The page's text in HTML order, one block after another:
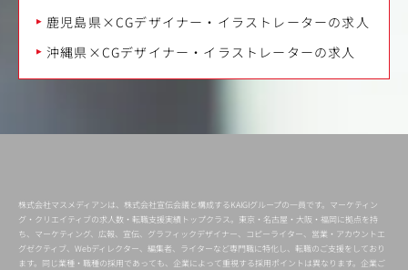
鹿児島県×CGデザイナー・イラストレーターの求人
沖縄県×CGデザイナー・イラストレーターの求人
株式会社マスメディアンは、株式会社宣伝会議と構成するKAIGIグループの一員です。マーケティン
グ・クリエイティブの求人数・転職支援実績トップクラス。東京・名古屋・大阪・福岡に拠点を持
ち、マーケティング、広報、宣伝、グラフィックデザイナー、コピーライター、営業・アカウントエ
グゼクティブ、Webディレクター、編集者、ライターなど専門職に特化し、転職のご支援をしており
ます。同じ業種・職種の採用であっても、企業によって重視する採用ポイントは異なります。企業ご